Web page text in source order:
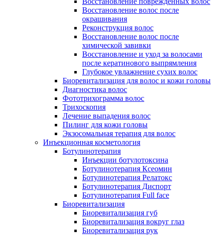
Восстановление волос после
окрашивания
Реконструкция волос
Восстановление волос после
химической завивки
Восстановление и уход за волосами
после кератинового выпрямления
Глубокое увлажнение сухих волос
Биоревитализация для волос и кожи головы
Диагностика волос
Фототрихограмма волос
Трихоскопия
Лечение выпадения волос
Пилинг для кожи головы
Экзосомальная терапия для волос
Инъекционная косметология
Ботулинотерапия
Инъекции ботулотоксина
Ботулинотерапия Ксеомин
Ботулинотерапия Релатокс
Ботулинотерапия Диспорт
Ботулинотерапия Full face
Биоревитализация
Биоревитализация губ
Биоревитализация вокруг глаз
Биоревитализация рук